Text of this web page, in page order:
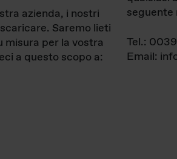
azienda, i nostri
Saremo lieti
per la vostra
a questo scopo a:
seguente
Tel.:
Email: